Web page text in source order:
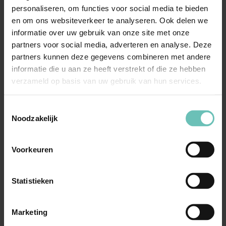
personaliseren, om functies voor social media te bieden
en om ons websiteverkeer te analyseren. Ook delen we
informatie over uw gebruik van onze site met onze
partners voor social media, adverteren en analyse. Deze
partners kunnen deze gegevens combineren met andere
informatie die u aan ze heeft verstrekt of die ze hebben
verzameld op basis van uw gebruik van hun services.
Noodzakelijk
Voorkeuren
Statistieken
Marketing
Bel Mariam
Meer nieuws